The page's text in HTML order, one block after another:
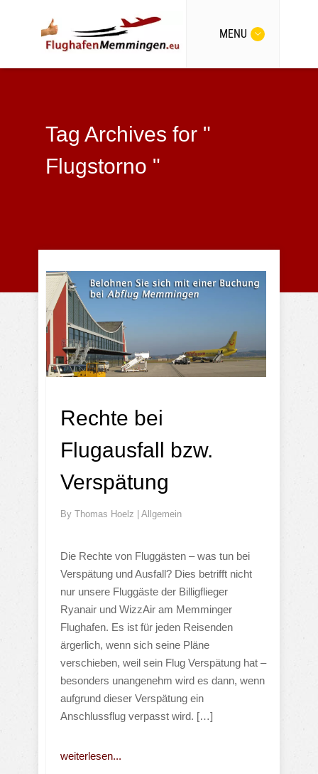
MENU
Tag Archives for "
Flugstorno "
Rechte bei
Flugausfall bzw.
Verspätung
By Thomas Hoelz | Allgemein
Die Rechte von Fluggästen – was tun bei
Verspätung und Ausfall? Dies betrifft nicht
nur unsere Fluggäste der Billigflieger
Ryanair und WizzAir am Memminger
Flughafen. Es ist für jeden Reisenden
ärgerlich, wenn sich seine Pläne
verschieben, weil sein Flug Verspätung hat –
besonders unangenehm wird es dann, wenn
aufgrund dieser Verspätung ein
Anschlussflug verpasst wird. […]
weiterlesen...